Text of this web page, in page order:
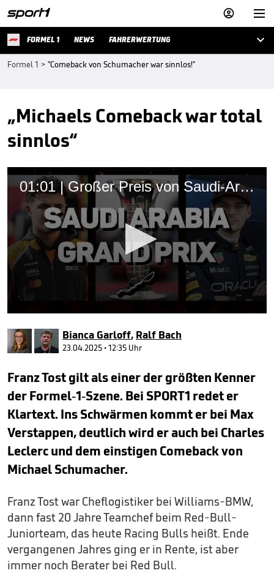


FORMEL 1 NEWS FAHRERWERTUNG 
Formel 1 > "Comeback von Schumacher war sinnlos!"
„Michaels Comeback war total
sinnlos“
01:01 | Großer Preis von Saudi-Arabien: Die Rennvorschau
seconds
of
1
minute,
second
Bianca Garloff, Ralf Bach
23.04.2025 • 12:35 Uhr
Franz Tost gilt als einer der größten Kenner
der Formel-1-Szene. Bei SPORT1 redet er
Klartext. Ins Schwärmen kommt er bei Max
Verstappen, deutlich wird er auch bei Charles
Leclerc und dem einstigen Comeback von
Michael Schumacher.
Franz Tost war Cheflogistiker bei Williams-BMW,
dann fast 20 Jahre Teamchef beim Red-Bull-
Juniorteam, das heute Racing Bulls heißt. Ende
vergangenen Jahres ging er in Rente, ist aber
immer noch Berater bei Red Bull.